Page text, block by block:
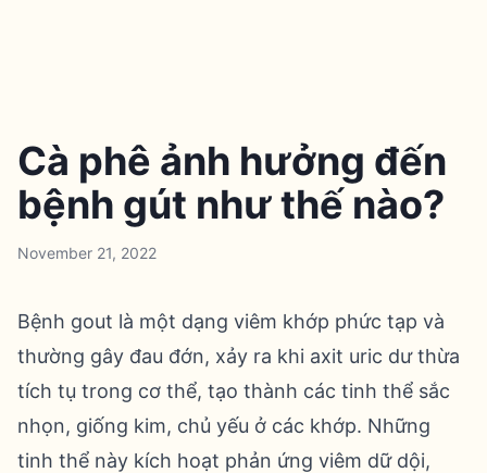
Cà phê ảnh hưởng đến
bệnh gút như thế nào?
November 21, 2022
Bệnh gout là một dạng viêm khớp phức tạp và
thường gây đau đớn, xảy ra khi axit uric dư thừa
tích tụ trong cơ thể, tạo thành các tinh thể sắc
nhọn, giống kim, chủ yếu ở các khớp. Những
tinh thể này kích hoạt phản ứng viêm dữ dội,